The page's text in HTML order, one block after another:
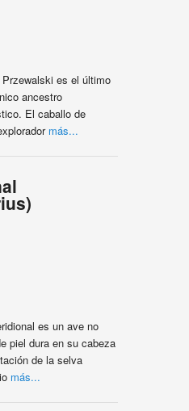
es el último
ancestro
El caballo de
más...
es un ave no
piel dura en su cabeza
de la selva
más...